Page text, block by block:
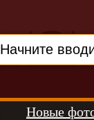
Новые